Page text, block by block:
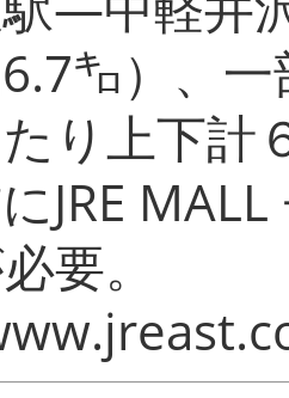
6.7㌔）、
り上下計
JRE
要。